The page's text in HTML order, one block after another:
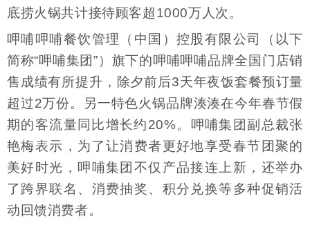
底捞火锅共计接待顾客超1000万人次。
呷哺呷哺餐饮管理（中国）控股有限公司（以下
简称“呷哺集团”）旗下的呷哺呷哺品牌全国门店销
售成绩有所提升，除夕前后3天年夜饭套餐预订量
超过2万份。另一特色火锅品牌湊湊在今年春节假
期的客流量同比增长约20%。呷哺集团副总裁张
艳梅表示，为了让消费者更好地享受春节团聚的
美好时光，呷哺集团不仅产品接连上新，还举办
了跨界联名、消费抽奖、积分兑换等多种促销活
动回馈消费者。